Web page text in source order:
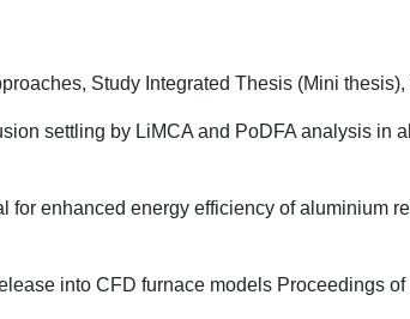
Study Integrated Thesis (Mini thesis),
settling by LiMCA and PoDFA analysis in
enhanced energy efficiency of aluminium
into CFD furnace models Proceedings